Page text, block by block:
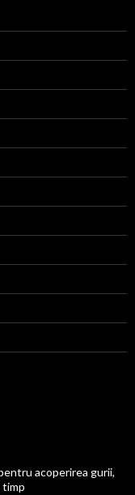
acoperirea gurii,
timp